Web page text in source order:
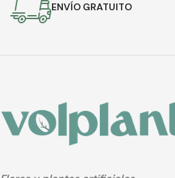
ENVÍO GRATUITO